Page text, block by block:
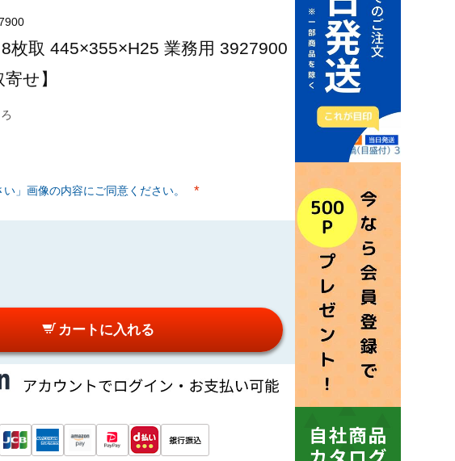
枚取 445×355×H25 業務用 3927900
せ】
い」画像の内容にご同意ください。
カートに入れる